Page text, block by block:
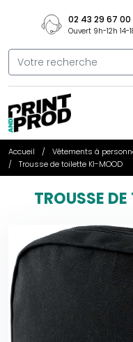
02 43 29 67 00
Ouvert 9h-12h 14-
Accueil Vêtements à
Trousse de toilette KI-MOOD
TROUSSE